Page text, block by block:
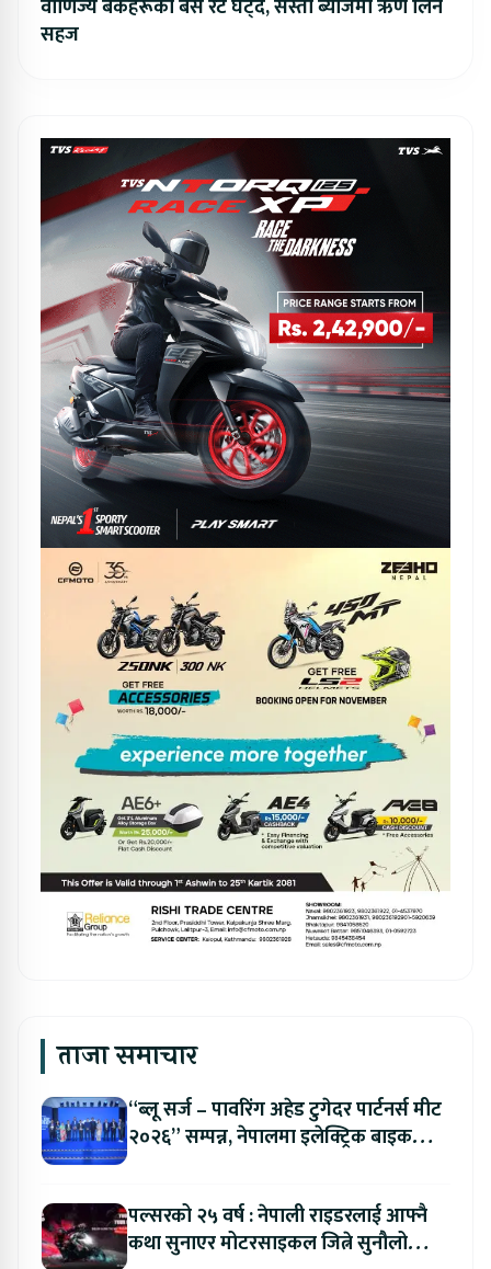
वाणिज्य बैंकहरूको बेस रेट घट्दै, सस्तो ब्याजमा ऋण लिन
सहज
ताजा समाचार
“ब्लू सर्ज – पावरिंग अहेड टुगेदर पार्टनर्स मीट
२०२६” सम्पन्न, नेपालमा इलेक्ट्रिक बाइक
पल्सरको २५ वर्ष : नेपाली राइडरलाई आफ्नै
कथा सुनाएर मोटरसाइकल जित्ने सुनौलो